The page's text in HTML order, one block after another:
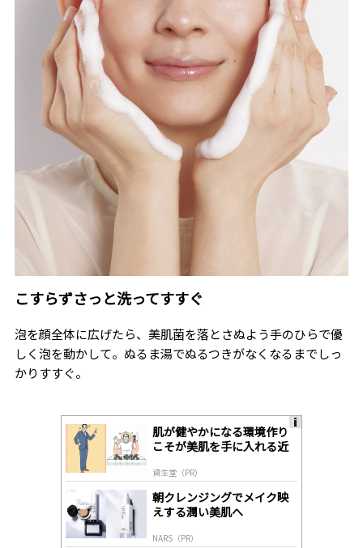
こすらずさっと洗ってすすぐ
泡を顔全体に広げたら、美肌菌を落とさぬよう手のひらで優
しく泡を動かして。ぬるま湯でぬるつきがなくなるまでしっ
かりすすぐ。
肌が健やかになる環境作り
こそが美肌を手に入れる近
資生堂（PR）
朝クレンジングでメイク映
えする潤い美肌へ
NARS（PR）